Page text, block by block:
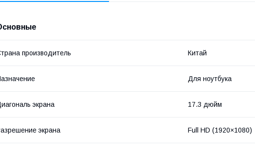
производитель Китай
Для ноутбука
экрана 17.3 дюйм
экрана Full HD (1920×1080)